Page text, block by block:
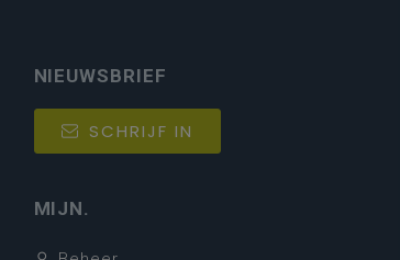
NIEUWSBRIEF
SCHRIJF IN
MIJN.